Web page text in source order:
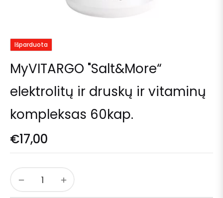
Išparduota
MyVITARGO "Salt&More“
elektrolitų ir druskų ir vitaminų
kompleksas 60kap.
€17,00